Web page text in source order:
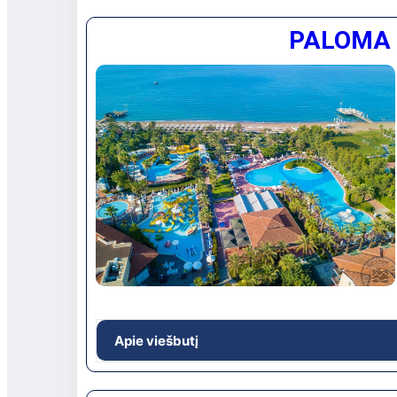
Didelė vaizdinga teritorija su kotedžais
pramoginiai renginiai vaikams ir
Viešbučio vieta: Apie 45 km iki Antalijos
Beldibio gyvenvietėje, ant jūros kranto
Apie viešbutį
Priklauso Paloma Hotels viešbučių tinklui.